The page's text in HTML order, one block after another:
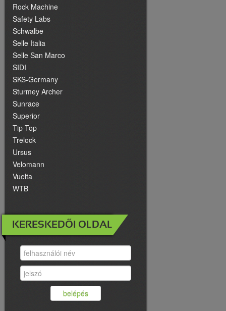
Rock Machine
Safety Labs
Schwalbe
Selle Italia
Selle San Marco
SIDI
SKS-Germany
Sturmey Archer
Sunrace
Superior
Tip-Top
Trelock
Ursus
Velomann
Vuelta
WTB
KERESKEDŐI OLDAL
belépés